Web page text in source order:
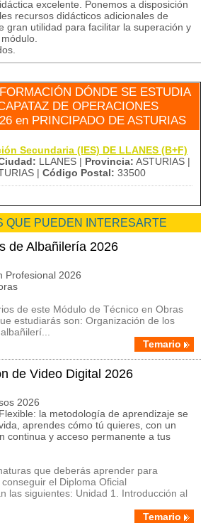
excelente. Ponemos a disposición
recursos didácticos adicionales de
gran utilidad para facilitar la superación y
DÓNDE SE ESTUDIA
DE OPERACIONES
en PRINCIPADO DE ASTURIAS
Secundaria (IES) DE LLANES (B+F)
LLANES | Provincia: ASTURIAS |
| Código Postal: 33500
QUE PUEDEN INTERESARTE
de Albañilería 2026
Profesional 2026
de este Módulo de Técnico en Obras
estudiarás son: Organización de los
Temario
de Video Digital 2026
2026
la metodología de aprendizaje se
aprendes cómo tú quieres, con un
continua y acceso permanente a tus
que deberás aprender para
el Diploma Oficial
las siguientes: Unidad 1. Introducción al
Temario